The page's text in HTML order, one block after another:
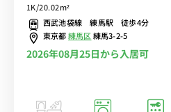
中！
1K/20.02m²
西武池袋線 練馬駅 徒歩4分
東京都練馬区練馬3-2-5
2026年08月25日から入居可